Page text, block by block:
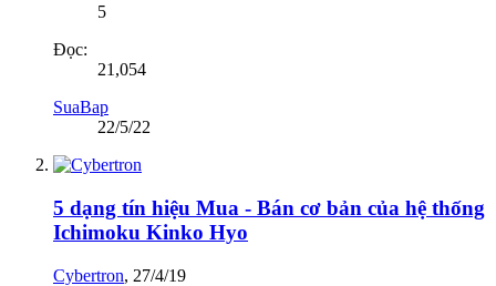
5
Đọc:
21,054
SuaBap
22/5/22
5 dạng tín hiệu Mua - Bán cơ bản của hệ thống
Ichimoku Kinko Hyo
Cybertron, 27/4/19